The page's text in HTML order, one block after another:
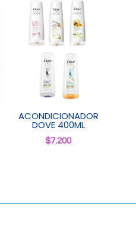
ACONDICIONADOR
DOVE 400ML
$7.200